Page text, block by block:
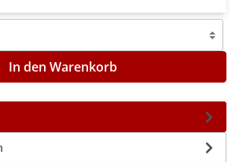
In den Warenkorb